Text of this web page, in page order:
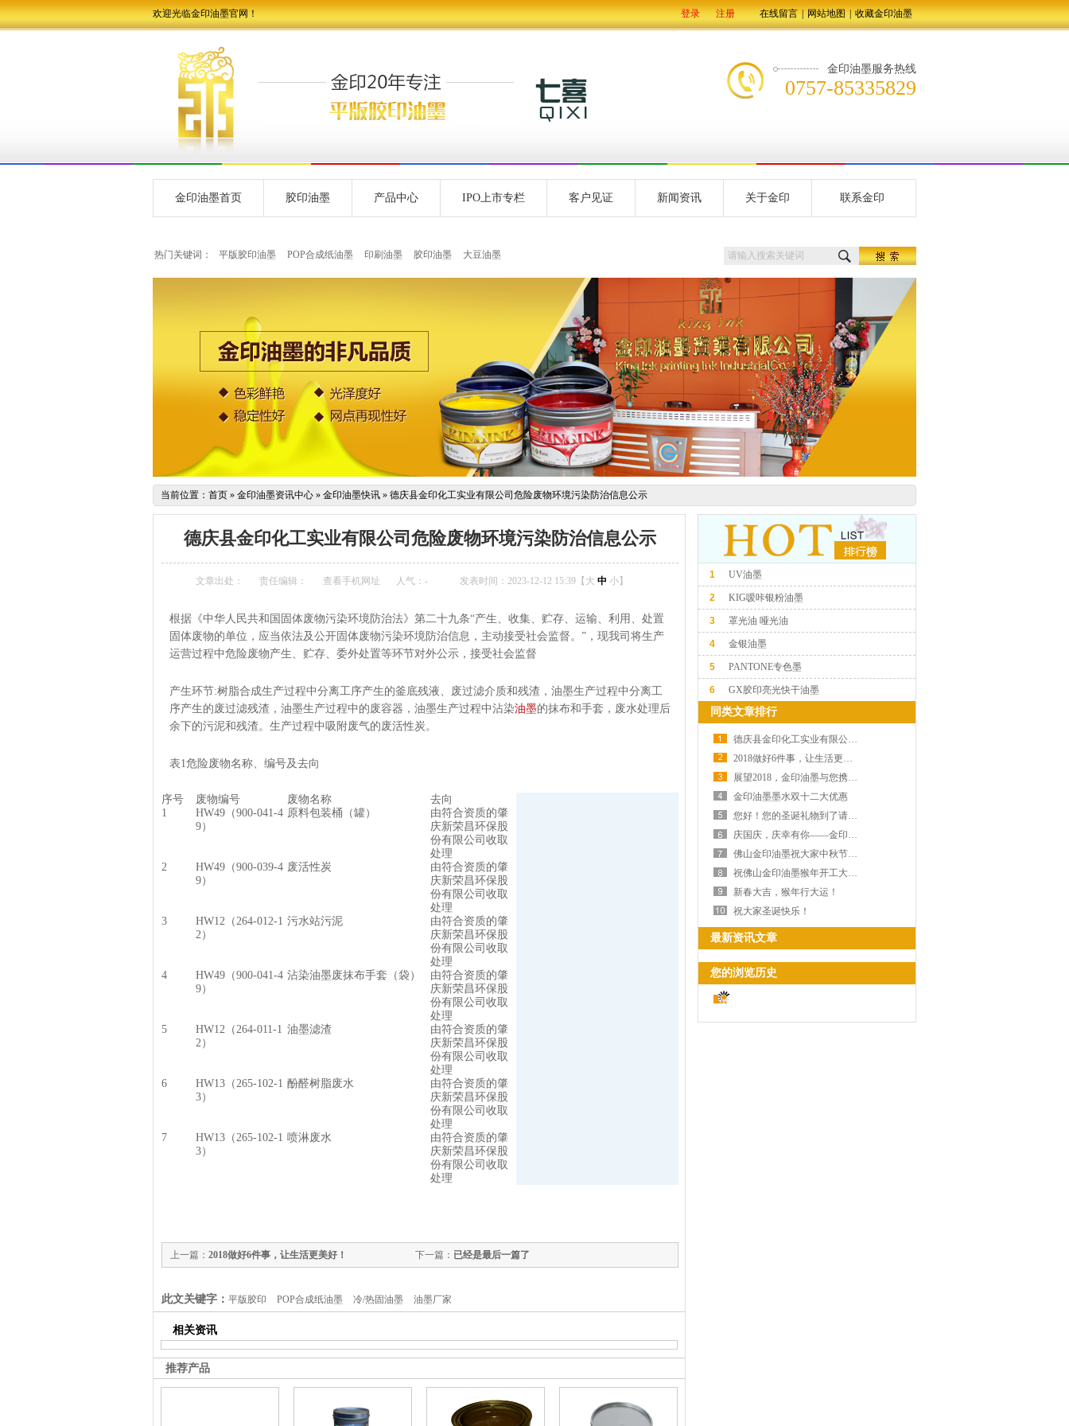
登录 注册 在线留言 网站地图 收藏金印油墨
欢迎光临金印油墨官网！
金印油墨服务热线
0757-85335829
金印油墨首页 胶印油墨 产品中心 IPO上市专栏 客户见证 新闻资讯 关于金印 联系金印
热门关键词： 平版胶印油墨 POP合成纸油墨 印刷油墨 胶印油墨 大豆油墨
当前位置： 首页 » 金印油墨资讯中心 » 金印油墨快讯 » 德庆县金印化工实业有限公司危险废物环境污染防治信息公示
德庆县金印化工实业有限公司危险废物环境污染防治信息公示
文章出处： 责任编辑： 查看手机网址 人气： - 发表时间：2023-12-12 15:39【 大 中 小】
根据《中华人民共和国固体废物污染环境防治法》第二十九条“产生、收集、贮存、运输、利用、处置
固体废物的单位，应当依法及公开固体废物污染环境防治信息，主动接受社会监督。”，现我司将生产
运营过程中危险废物产生、贮存、委外处置等环节对外公示，接受社会监督
产生环节:树脂合成生产过程中分离工序产生的釜底残液、废过滤介质和残渣，油墨生产过程中分离工
序产生的废过滤残渣，油墨生产过程中的废容器，油墨生产过程中沾染油墨的抹布和手套，废水处理后
余下的污泥和残渣。生产过程中吸附废气的废活性炭。
表1危险废物名称、编号及去向
序号 废物编号 废物名称
去向
1
HW49（900-041-4
9）
原料包装桶（罐）
由符合资质的肇
庆新荣昌环保股
份有限公司收取
处理
2
HW49（900-039-4
9）
废活性炭
由符合资质的肇
庆新荣昌环保股
份有限公司收取
处理
3
HW12（264-012-1
2）
污水站污泥
由符合资质的肇
庆新荣昌环保股
份有限公司收取
处理
4
HW49（900-041-4
9）
沾染油墨废抹布手套（袋）
由符合资质的肇
庆新荣昌环保股
份有限公司收取
处理
5
HW12（264-011-1
2）
油墨滤渣
由符合资质的肇
庆新荣昌环保股
份有限公司收取
处理
6
HW13（265-102-1
3）
酚醛树脂废水
由符合资质的肇
庆新荣昌环保股
份有限公司收取
处理
7
HW13（265-102-1
3）
喷淋废水
由符合资质的肇
庆新荣昌环保股
份有限公司收取
处理
下一篇： 已经是最后一篇了
上一篇： 2018做好6件事，让生活更美好！
此文关键字： 平版胶印 POP合成纸油墨 冷/热固油墨 油墨厂家
相关资讯
推荐产品
1 UV油墨
2 KIG嗳咔银粉油墨
3 罩光油 哑光油
4 金银油墨
5 PANTONE专色墨
6 GX胶印亮光快干油墨
同类文章排行
德庆县金印化工实业有限公司危险废物环境污染防治信息公示
2018做好6件事，让生活更美好！
展望2018，金印油墨与您携手共进！
金印油墨墨水双十二大优惠
您好！您的圣诞礼物到了请查收
庆国庆，庆幸有你——金印油墨！
佛山金印油墨祝大家中秋节快乐
祝佛山金印油墨猴年开工大吉！
新春大吉，猴年行大运！
祝大家圣诞快乐！
最新资讯文章
您的浏览历史